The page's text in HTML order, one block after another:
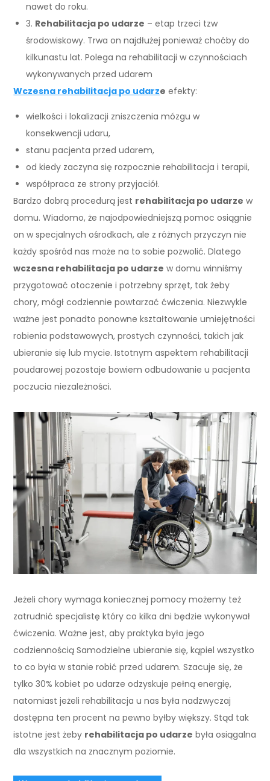
nawet do roku.
3. Rehabilitacja po udarze – etap trzeci tzw
środowiskowy. Trwa on najdłużej ponieważ choćby do
kilkunastu lat. Polega na rehabilitacji w czynnościach
wykonywanych przed udarem
Wczesna rehabilitacja po udarze efekty:
wielkości i lokalizacji zniszczenia mózgu w
konsekwencji udaru,
stanu pacjenta przed udarem,
od kiedy zaczyna się rozpocznie rehabilitacja i terapii,
współpraca ze strony przyjaciół.
Bardzo dobrą procedurą jest rehabilitacja po udarze w
domu. Wiadomo, że najodpowiedniejszą pomoc osiągnie
on w specjalnych ośrodkach, ale z różnych przyczyn nie
każdy spośród nas może na to sobie pozwolić. Dlatego
wczesna rehabilitacja po udarze w domu winniśmy
przygotować otoczenie i potrzebny sprzęt, tak żeby
chory, mógł codziennie powtarzać ćwiczenia. Niezwykle
ważne jest ponadto ponowne kształtowanie umiejętności
robienia podstawowych, prostych czynności, takich jak
ubieranie się lub mycie. Istotnym aspektem rehabilitacji
poudarowej pozostaje bowiem odbudowanie u pacjenta
poczucia niezależności.
Jeżeli chory wymaga koniecznej pomocy możemy też
zatrudnić specjalistę który co kilka dni będzie wykonywał
ćwiczenia. Ważne jest, aby praktyka była jego
codziennością Samodzielne ubieranie się, kąpiel wszystko
to co była w stanie robić przed udarem. Szacuje się, że
tylko 30% kobiet po udarze odzyskuje pełną energię,
natomiast jeżeli rehabilitacja u nas była nadzwyczaj
dostępna ten procent na pewno byłby większy. Stąd tak
istotne jest żeby rehabilitacja po udarze była osiągalna
dla wszystkich na znacznym poziomie.